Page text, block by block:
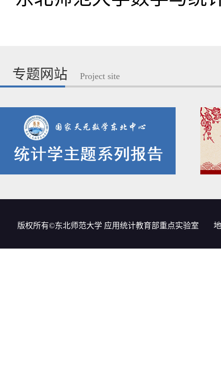
专题网站 Project site
版权所有©东北师范大学 应用统计教育部重点实验室